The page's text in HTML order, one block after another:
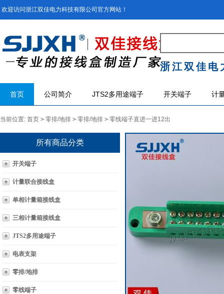
欢迎访问浙江双佳电力科技有限公司官方网站！
浙江双佳电
首页 公司简介 JTS2多用途端子 开关端子 计
当前位置: 首页 > 零排/地排 > 零排/地排 > 零线端子直进一进12出
所有商品分类
开关端子
计量联合接线盒
单相计量箱接线盒
三相计量箱接线盒
JTS2多用途端子
电表支架
零排/地排
零线端子